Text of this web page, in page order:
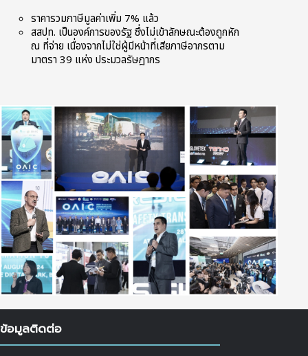
ราคารวมภาษีมูลค่าเพิ่ม 7% แล้ว
สสปท. เป็นองค์การของรัฐ ซึ่งไม่เข้าลักษณะต้องถูกหัก
ณ ที่จ่าย เนื่องจากไม่ใช่ผู้มีหน้าที่เสียภาษีอากรตาม
มาตรา 39 แห่ง ประมวลรัษฎากร
ข้อมูลติดต่อ